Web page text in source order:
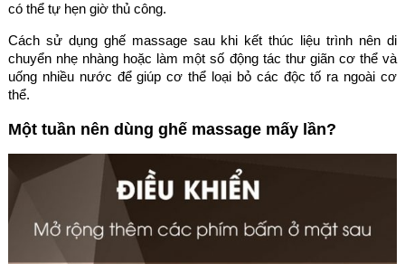
có thể tự hẹn giờ thủ công.
Cách sử dụng ghế massage sau khi kết thúc liệu trình nên di
chuyển nhẹ nhàng hoặc làm một số động tác thư giãn cơ thể và
uống nhiều nước để giúp cơ thể loại bỏ các độc tố ra ngoài cơ
thể.
Một tuần nên dùng ghế massage mấy lần?